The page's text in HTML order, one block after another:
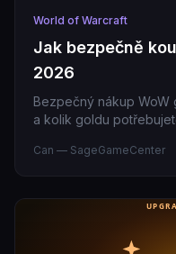
World of Warcraft
Jak bezpečně
2026
Bezpečný nákup
a kolik goldu
Can — SageGameCenter